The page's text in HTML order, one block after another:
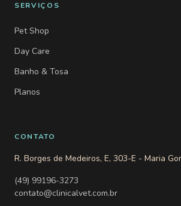
SERVIÇOS
Pet Shop
Day Care
Banho & Tosa
Planos
CONTATO
R. Borges de Medeiros, E, 303-E - Maria
(49) 99196-3273
contato@clinicalvet.com.br